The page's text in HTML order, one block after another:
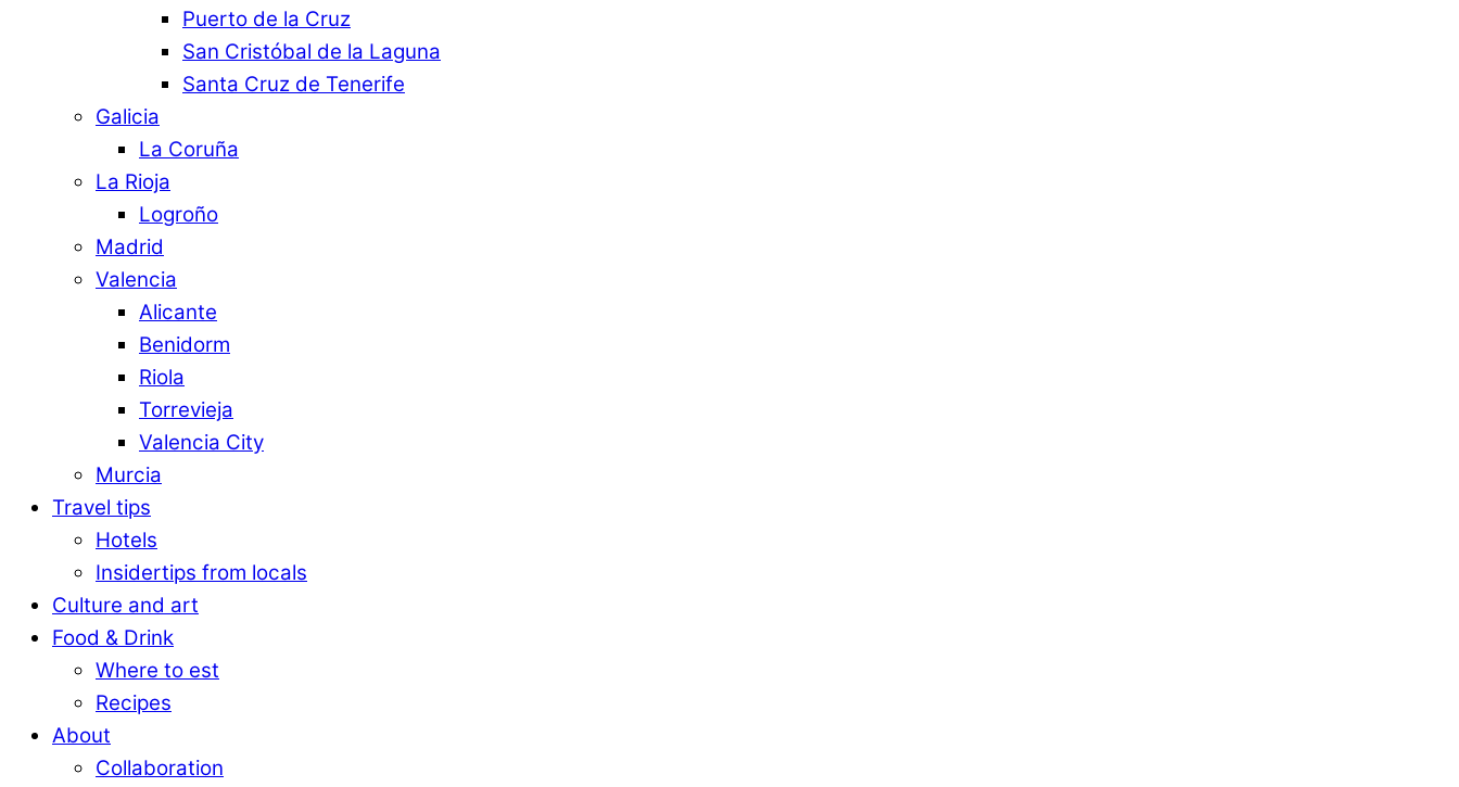
Puerto de la Cruz
San Cristóbal de la Laguna
Santa Cruz de Tenerife
Galicia
La Coruña
La Rioja
Logroño
Madrid
Valencia
Alicante
Benidorm
Riola
Torrevieja
Valencia City
Murcia
Travel tips
Hotels
Insidertips from locals
Culture and art
Food & Drink
Where to est
Recipes
About
Collaboration